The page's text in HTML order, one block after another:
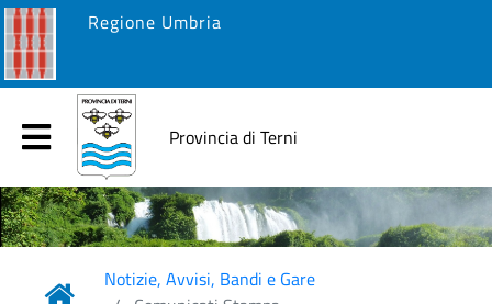
Regione Umbria
Provincia di Terni
Notizie, Avvisi, Bandi e Gare